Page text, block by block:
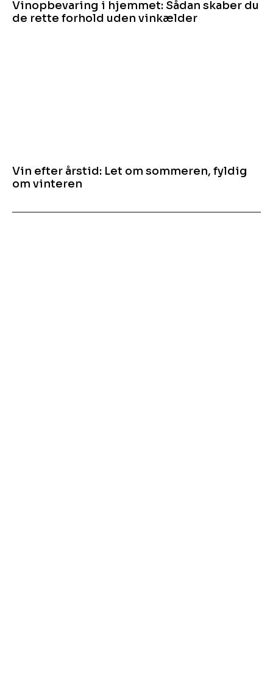
Vinopbevaring i hjemmet: Sådan skaber du
de rette forhold uden vinkælder
Vin efter årstid: Let om sommeren, fyldig
om vinteren